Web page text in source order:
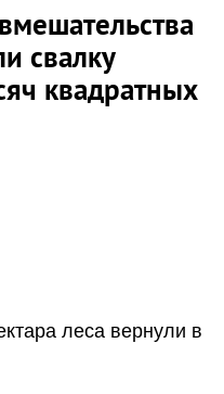
свалку
квадратных
леса вернули в